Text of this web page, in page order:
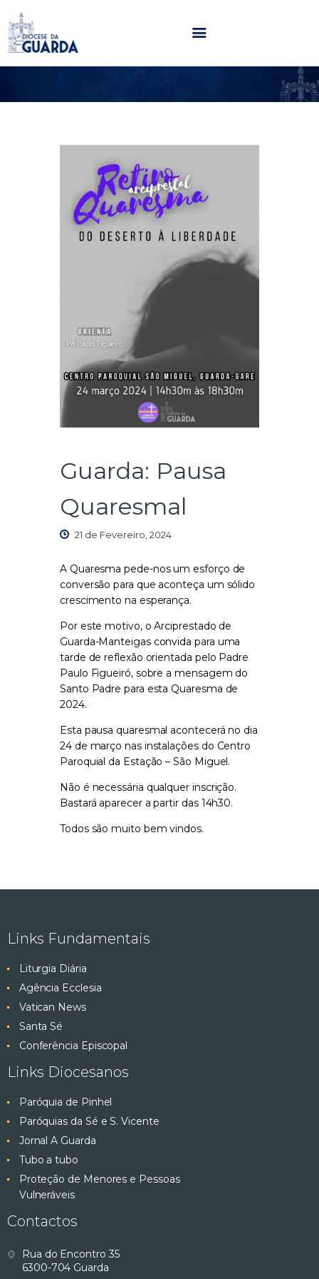
HOME
PARÓQUIAS
NOTÍCIAS
AGENDA
MULTIMÉDIA
SENTIR COM A IGREJA
Guarda: Pausa
Quaresmal
21 de Fevereiro, 2024
A Quaresma pede-nos um esforço de
conversão para que aconteça um sólido
crescimento na esperança.
Por este motivo, o Arciprestado de
Guarda-Manteigas convida para uma
tarde de reflexão orientada pelo Padre
Paulo Figueiró, sobre a mensagem do
Santo Padre para esta Quaresma de
2024.
Esta pausa quaresmal acontecerá no dia
24 de março nas instalações do Centro
Paroquial da Estação – São Miguel.
Não é necessária qualquer inscrição.
Bastará aparecer a partir das 14h30.
Todos são muito bem vindos.
Links Fundamentais
Liturgia Diária
Agência Ecclesia
Vatican News
Santa Sé
Conferência Episcopal
Links Diocesanos
Paróquia de Pinhel
Paróquias da Sé e S. Vicente
Jornal A Guarda
Tubo a tubo
Proteção de Menores e Pessoas
Vulneráveis
Contactos
Rua do Encontro 35
6300-704 Guarda